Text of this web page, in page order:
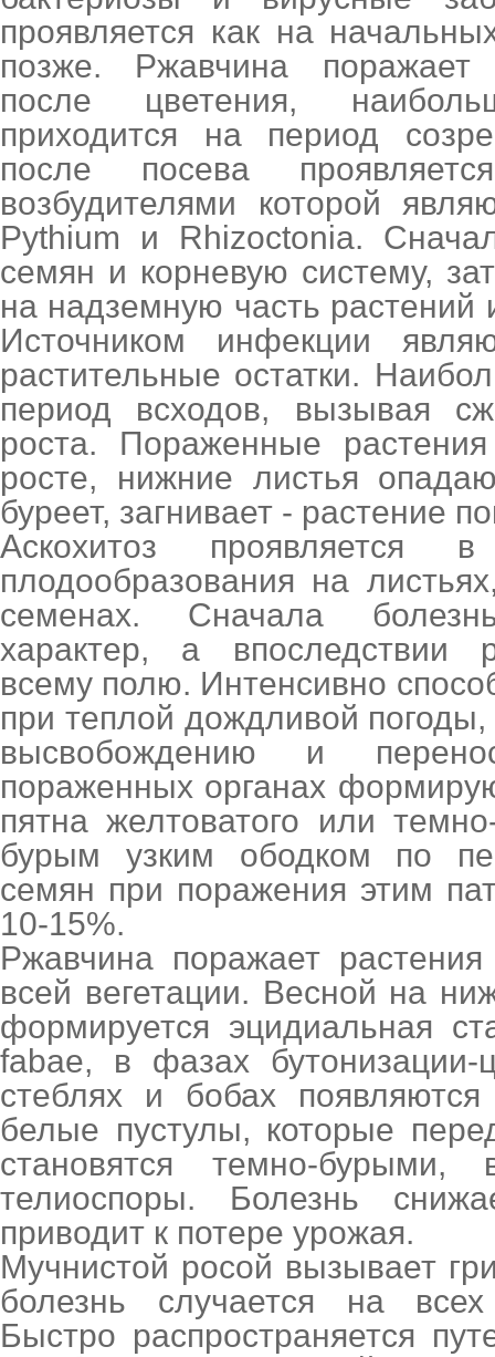
проявляется как на
позже. Ржавчина поражает
после цветения,
приходится на период
после посева
возбудителями которой
Pythium и Rhizoctonia.
семян и корневую систему,
на надземную часть растений
Источником инфекции
растительные остатки.
период всходов, вызывая
роста. Пораженные
росте, нижние листья
буреет, загнивает - растение
Аскохитоз проявляется
плодообразования на
семенах. Сначала
характер, а впоследствии
всему полю. Интенсивно
при теплой дождливой погоды,
высвобождению и
пораженных органах
пятна желтоватого или
бурым узким ободком по
семян при поражения этим
10-15%.
Ржавчина поражает
всей вегетации. Весной на
формируется эцидиальная
fabae, в фазах бутонизации-
стеблях и бобах появляются
белые пустулы, которые
становятся темно-
телиоспоры. Болезнь
приводит к потере урожая.
Мучнистой росой вызывает
болезнь случается на
Быстро распространяется